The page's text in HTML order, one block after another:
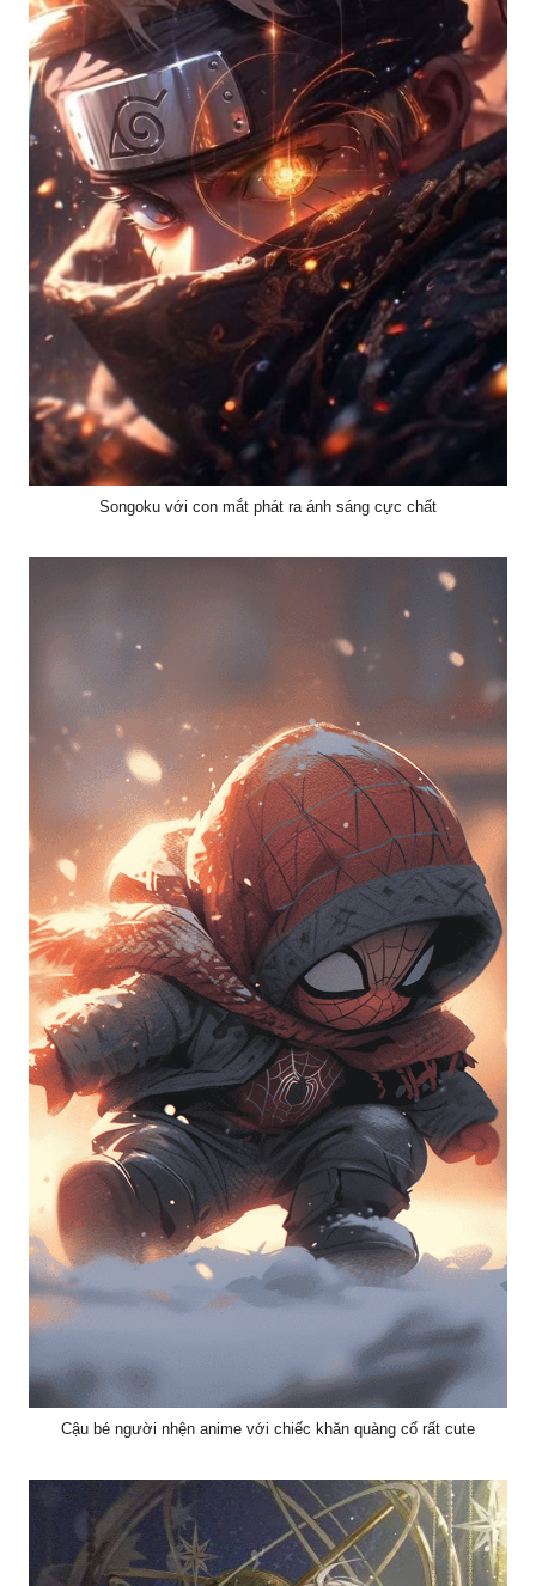
Songoku với con mắt phát ra ánh sáng cực chất
Cậu bé người nhện anime với chiếc khăn quàng cổ rất cute